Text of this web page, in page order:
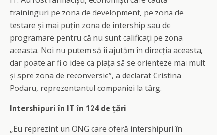
traininguri pe zona de development, pe zona de
testare și mai puțin zona de intership sau de
programare pentru că nu sunt calificați pe zona
aceasta. Noi nu putem să îi ajutăm în direcția aceasta,
dar poate ar fi o idee ca piața să se orienteze mai mult
și spre zona de reconversie”, a declarat Cristina
Podaru, reprezentantul companiei la târg.
Intershipuri în IT în 124 de țări
„Eu reprezint un ONG care oferă intershipuri în